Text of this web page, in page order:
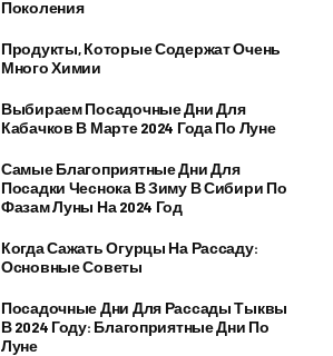
Поколения
Продукты, Которые Содержат Очень
Много Химии
Выбираем Посадочные Дни Для
Кабачков В Марте 2024 Года По Луне
Самые Благоприятные Дни Для
Посадки Чеснока В Зиму В Сибири По
Фазам Луны На 2024 Год
Когда Сажать Огурцы На Рассаду:
Основные Советы
Посадочные Дни Для Рассады Тыквы
В 2024 Году: Благоприятные Дни По
Луне